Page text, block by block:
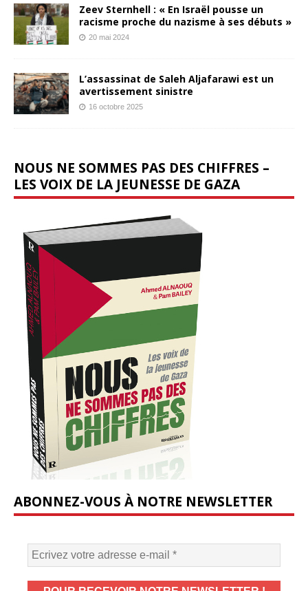
Zeev Sternhell : « En Israël pousse un
racisme proche du nazisme à ses débuts »
20 mai 2024
L’assassinat de Saleh Aljafarawi est un
avertissement sinistre
16 octobre 2025
NOUS NE SOMMES PAS DES CHIFFRES –
LES VOIX DE LA JEUNESSE DE GAZA
ABONNEZ-VOUS À NOTRE NEWSLETTER